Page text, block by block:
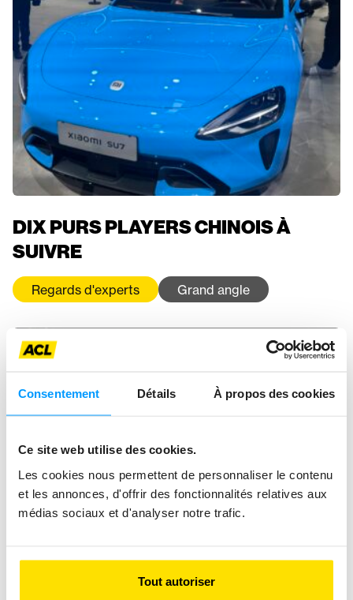
Consentement Détails À propos des cookies
Ce site web utilise des cookies.
Les cookies nous permettent de personnaliser le contenu
et les annonces, d'offrir des fonctionnalités relatives aux
médias sociaux et d'analyser notre trafic.
Tout autoriser
DIX PURS PLAYERS CHINOIS À
SUIVRE
Regards d'experts Grand angle